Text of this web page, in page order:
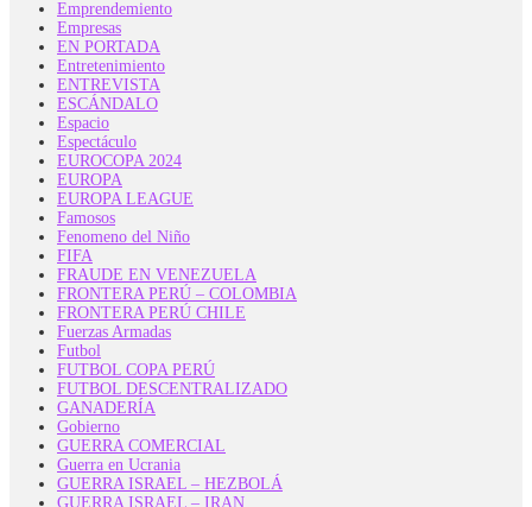
Emprendemiento
Empresas
EN PORTADA
Entretenimiento
ENTREVISTA
ESCÁNDALO
Espacio
Espectáculo
EUROCOPA 2024
EUROPA
EUROPA LEAGUE
Famosos
Fenomeno del Niño
FIFA
FRAUDE EN VENEZUELA
FRONTERA PERÚ – COLOMBIA
FRONTERA PERÚ CHILE
Fuerzas Armadas
Futbol
FUTBOL COPA PERÚ
FUTBOL DESCENTRALIZADO
GANADERÍA
Gobierno
GUERRA COMERCIAL
Guerra en Ucrania
GUERRA ISRAEL – HEZBOLÁ
GUERRA ISRAEL – IRAN